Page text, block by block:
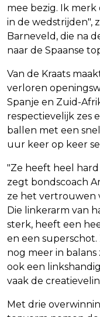
mee bezig. Ik
in de wedstrijden",
Barneveld, die na
naar de Spaanse
Van de Kraats
verloren
Spanje en Zuid-
respectievelijk zes
ballen met een
uur keer op keer
"Ze heeft heel
zegt bondscoach
ze het vertrouwen
Die linkerarm van
sterk, heeft een
en een
nog meer in balans
ook een
vaak de
Met drie